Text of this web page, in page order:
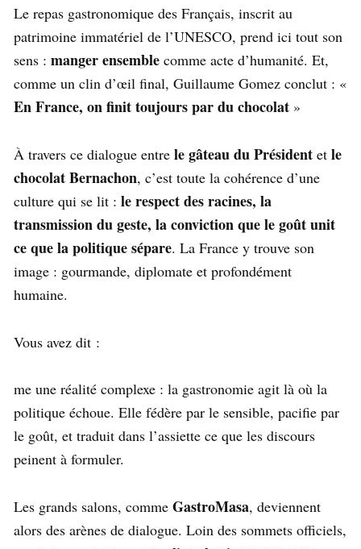
Le repas gastronomique des Français, inscrit au
patrimoine immatériel de l’UNESCO, prend ici tout son
sens : manger ensemble comme acte d’humanité. Et,
comme un clin d’œil final, Guillaume Gomez conclut : «
En France, on finit toujours par du chocolat »
À travers ce dialogue entre le gâteau du Président et le
chocolat Bernachon, c’est toute la cohérence d’une
culture qui se lit : le respect des racines, la
transmission du geste, la conviction que le goût unit
ce que la politique sépare. La France y trouve son
image : gourmande, diplomate et profondément
humaine.
Vous avez dit :
me une réalité complexe : la gastronomie agit là où la
politique échoue. Elle fédère par le sensible, pacifie par
le goût, et traduit dans l’assiette ce que les discours
peinent à formuler.
Les grands salons, comme GastroMasa, deviennent
alors des arènes de dialogue. Loin des sommets officiels,